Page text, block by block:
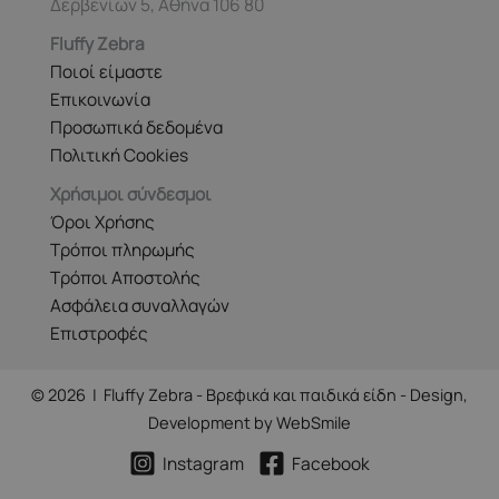
Fluffy Zebra
Ποιοί είμαστε
Επικοινωνία
Προσωπικά δεδομένα
Πολιτική Cookies
Χρήσιμοι σύνδεσμοι
Όροι Χρήσης
Τρόποι πληρωμής
Τρόποι Αποστολής
Ασφάλεια συναλλαγών
Επιστροφές
© 2026 | Fluffy Zebra - Βρεφικά και παιδικά είδη - Design,
Development byWebSmile
Instagram Facebook